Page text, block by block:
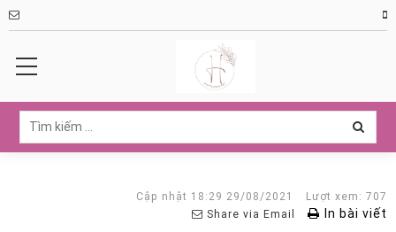
Cập nhật 18:29 29/08/2021
Lượt xem: 707
Share via Email
In bài viết